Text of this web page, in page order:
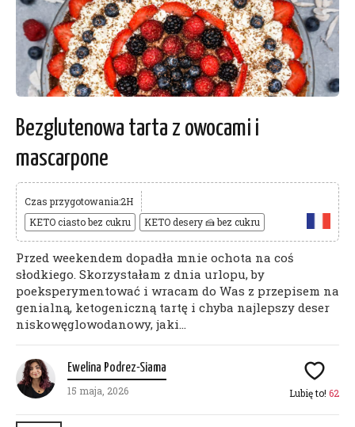
Bezglutenowa tarta z owocami i
mascarpone
Czas przygotowania:2H
KETO ciasto bez cukru
KETO desery 🍰 bez cukru
Przed weekendem dopadła mnie ochota na coś
słodkiego. Skorzystałam z dnia urlopu, by
poeksperymentować i wracam do Was z przepisem na
genialną, ketogeniczną tartę i chyba najlepszy deser
niskowęglowodanowy, jaki...
Ewelina Podrez-Siama
15 maja, 2026 Lubię to! 62